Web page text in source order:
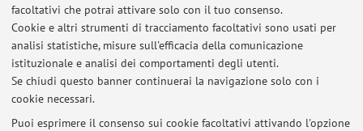
facoltativi che potrai attivare solo con il tuo consenso.
Cookie e altri strumenti di tracciamento facoltativi sono usati per
analisi statistiche, misure sull'efficacia della comunicazione
istituzionale e analisi dei comportamenti degli utenti.
Se chiudi questo banner continuerai la navigazione solo con i
cookie necessari.
Puoi esprimere il consenso sui cookie facoltativi attivando l'opzione
Ultimi avvisi
Al momento non sono presenti avvisi.